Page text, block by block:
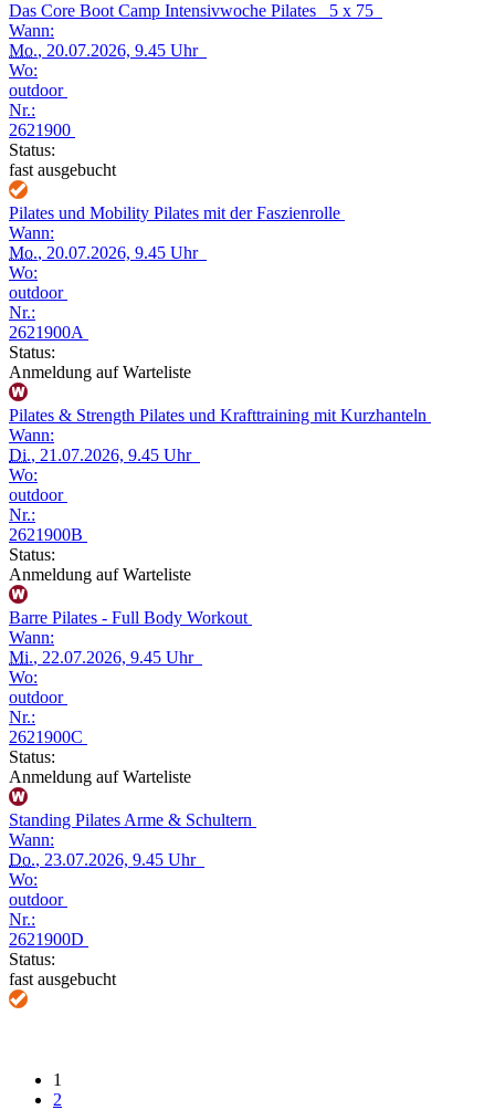
Das Core Boot Camp Intensivwoche Pilates_ 5 x 75
Wann:
Mo., 20.07.2026, 9.45 Uhr
Wo:
outdoor
Nr.:
2621900
Status:
fast ausgebucht
Pilates und Mobility Pilates mit der Faszienrolle
Wann:
Mo., 20.07.2026, 9.45 Uhr
Wo:
outdoor
Nr.:
2621900A
Status:
Anmeldung auf Warteliste
Pilates & Strength Pilates und Krafttraining mit Kurzhanteln
Wann:
Di., 21.07.2026, 9.45 Uhr
Wo:
outdoor
Nr.:
2621900B
Status:
Anmeldung auf Warteliste
Barre Pilates - Full Body Workout
Wann:
Mi., 22.07.2026, 9.45 Uhr
Wo:
outdoor
Nr.:
2621900C
Status:
Anmeldung auf Warteliste
Standing Pilates Arme & Schultern
Wann:
Do., 23.07.2026, 9.45 Uhr
Wo:
outdoor
Nr.:
2621900D
Status:
fast ausgebucht
1
2